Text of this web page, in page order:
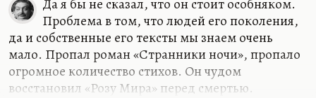
Да я бы не сказал, что он стоит особняком.
Проблема в том, что людей его поколения,
да и собственные его тексты мы знаем очень
мало. Пропал роман «Странники ночи», пропало
огромное количество стихов. Он чудом
восстановил «Розу Мира» перед смертью.